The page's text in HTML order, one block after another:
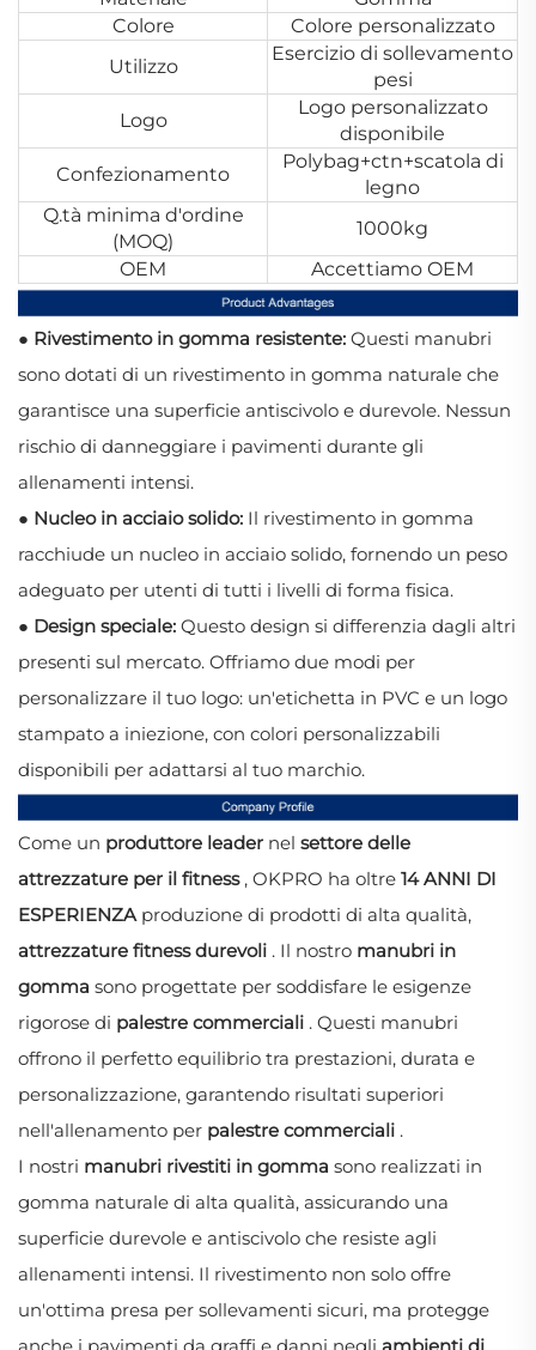
Colore
Colore personalizzato
Utilizzo
Esercizio di sollevamento
pesi
Logo
Logo personalizzato
disponibile
Confezionamento
Polybag+ctn+scatola di
legno
Q.tà minima d'ordine
(MOQ)
1000kg
OEM
Accettiamo OEM
● Rivestimento in gomma resistente: Questi manubri
sono dotati di un rivestimento in gomma naturale che
garantisce una superficie antiscivolo e durevole. Nessun
rischio di danneggiare i pavimenti durante gli
allenamenti intensi.
● Nucleo in acciaio solido: Il rivestimento in gomma
racchiude un nucleo in acciaio solido, fornendo un peso
adeguato per utenti di tutti i livelli di forma fisica.
● Design speciale: Questo design si differenzia dagli altri
presenti sul mercato. Offriamo due modi per
personalizzare il tuo logo: un'etichetta in PVC e un logo
stampato a iniezione, con colori personalizzabili
disponibili per adattarsi al tuo marchio.
Come un produttore leader nel settore delle
attrezzature per il fitness , OKPRO ha oltre 14 ANNI DI
ESPERIENZA produzione di prodotti di alta qualità,
attrezzature fitness durevoli . Il nostro manubri in
gomma sono progettate per soddisfare le esigenze
rigorose di palestre commerciali . Questi manubri
offrono il perfetto equilibrio tra prestazioni, durata e
personalizzazione, garantendo risultati superiori
nell'allenamento per palestre commerciali .
I nostri manubri rivestiti in gomma sono realizzati in
gomma naturale di alta qualità, assicurando una
superficie durevole e antiscivolo che resiste agli
allenamenti intensi. Il rivestimento non solo offre
un'ottima presa per sollevamenti sicuri, ma protegge